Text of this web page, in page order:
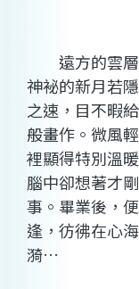
遠方的雲層
神袐的新月若
之速，目不暇
般畫作。微風
裡顯得特別溫
腦中卻想著才
事。畢業後，
逢，彷彿在心
漪…